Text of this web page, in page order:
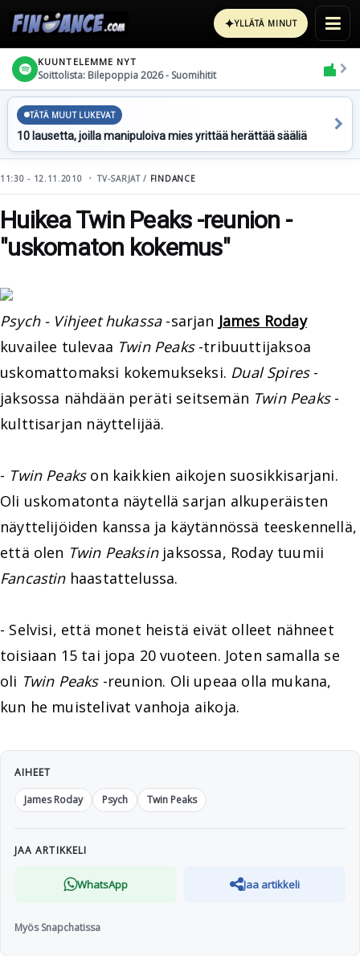
✦YLLÄTÄ MINUT
KUUNTELEMME NYT
Soittolista: Bilepoppia 2026 - Suomihitit
TÄTÄ MUUT LUKEVAT
10 lausetta, joilla manipuloiva mies yrittää herättää sääliä
11:30 - 12.11.2010 TV-SARJAT / FINDANCE
Huikea Twin Peaks -reunion -
"uskomaton kokemus"
Psych - Vihjeet hukassa-sarjan James Roday
kuvailee tulevaa Twin Peaks-tribuuttijaksoa
uskomattomaksi kokemukseksi. Dual Spires-
jaksossa nähdään peräti seitsemän Twin Peaks-
kulttisarjan näyttelijää.
- Twin Peakson kaikkien aikojen suosikkisarjani.
Oli uskomatonta näytellä sarjan alkuperäisten
näyttelijöiden kanssa ja käytännössä teeskennellä,
että olen Twin Peaksinjaksossa, Roday tuumii
Fancastinhaastattelussa.
- Selvisi, että monet heistä eivät olleet nähneet
toisiaan 15 tai jopa 20 vuoteen. Joten samalla se
oli Twin Peaks-reunion. Oli upeaa olla mukana,
kun he muistelivat vanhoja aikoja.
AIHEET
James Roday
Psych Twin Peaks
JAA ARTIKKELI
WhatsApp Jaa artikkeli
Myös Snapchatissa